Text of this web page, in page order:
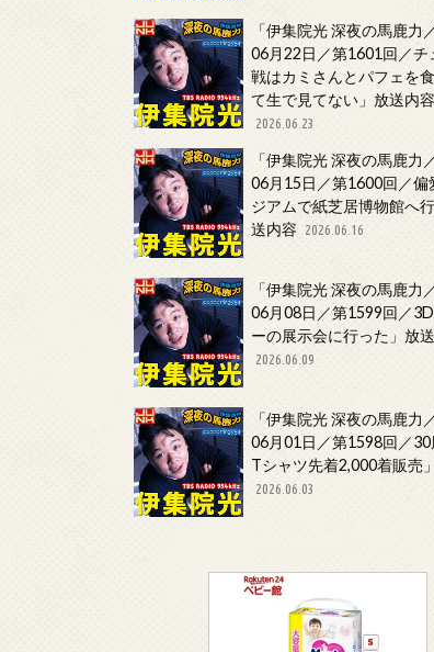
「伊集院光 深夜の馬鹿力
06月22日／第1601回／チ
戦はカミさんとパフェを
て生で見てない」放送内容
2026.06.23
「伊集院光 深夜の馬鹿力
06月15日／第1600回／偏
ジアムで紙芝居博物館へ
送内容
2026.06.16
「伊集院光 深夜の馬鹿力
06月08日／第1599回／
ーの展示会に行った」放
2026.06.09
「伊集院光 深夜の馬鹿力
06月01日／第1598回／
Tシャツ先着2,000着販売
2026.06.03